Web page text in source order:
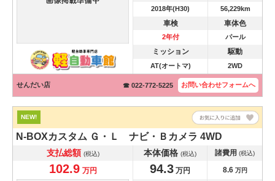
2018年(H30) 56,229km
車検 車体色
2年付 パール
ミッション 駆動
AT(オートマ) 2WD
せんだい店 ☎ 022-772-5225 お問い合わせフォームへ
NEW!
N-BOXカスタム Ｇ・Ｌ ナビ・Ｂカメラ 4WD
支払総額 (税込) 本体価格 (税込) 諸費用 (税込)
102.9 万円 94.3 万円 8.6万円